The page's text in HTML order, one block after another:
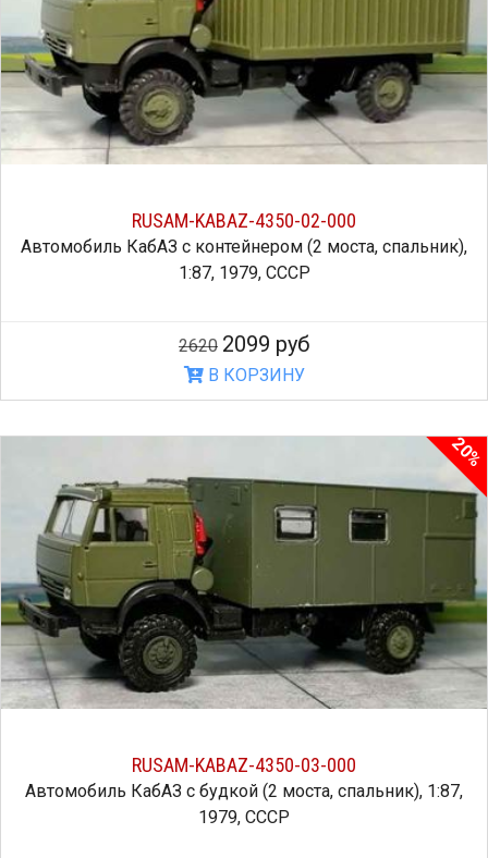
RUSAM-KABAZ-4350-02-000
Автомобиль КабАЗ с контейнером (2 моста, спальник),
1:87, 1979, СССР
2620 2099 руб
В КОРЗИНУ
RUSAM-KABAZ-4350-03-000
Автомобиль КабАЗ с будкой (2 моста, спальник), 1:87,
1979, СССР
20%